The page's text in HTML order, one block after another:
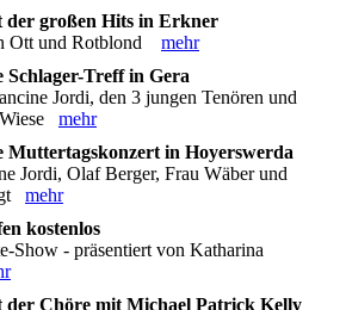
der großen Hits in Erkner
Ott und Rotblond mehr
Schlager-Treff in Gera
Jordi, den 3 jungen Tenören und
mehr
Muttertagskonzert in Hoyerswerda
Jordi, Olaf Berger, Frau Wäber und
mehr
kostenlos
Show - präsentiert von Katharina
der Chöre mit Michael Patrick Kelly